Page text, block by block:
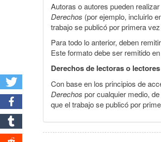
Autoras o autores pueden
Derechos (por ejemplo, incluirlo
trabajo se publicó por primera
Para todo lo anterior, deben
Este formato debe ser remitido
Derechos de lectoras o lectores
Con base en los principios de
Derechos por cualquier medio,
que el trabajo se publicó por